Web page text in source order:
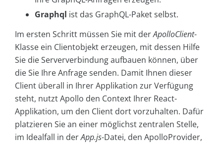
Graphql ist das GraphQL-Paket selbst.
Im ersten Schritt müssen Sie mit derApolloClient-
Klasse ein Clientobjekt erzeugen, mit dessen Hilfe
Sie die Serververbindung aufbauen können, über
die Sie Ihre Anfrage senden. Damit Ihnen dieser
Client überall in Ihrer Applikation zur Verfügung
steht, nutzt Apollo den Context Ihrer React-
Applikation, um den Client dort vorzuhalten. Dafür
platzieren Sie an einer möglichst zentralen Stelle,
im Idealfall in derApp.js-Datei, den ApolloProvider,